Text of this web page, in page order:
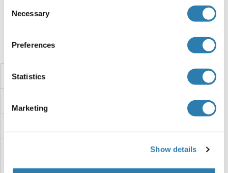
Selection
Necessary
Preferences
Statistics
Marketing
Show details
Target information, Synonyms, Latest
references
Avez-vous cherché autre chose?
SRD5A1 Protéines